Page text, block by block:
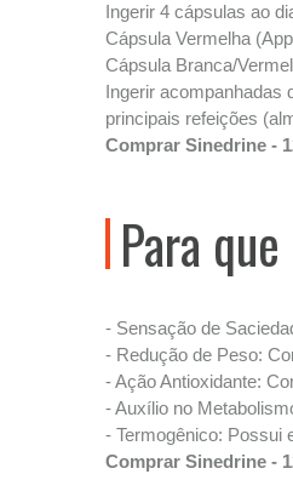
Ingerir 4 cápsulas ao
Cápsula Vermelha
Cápsula Branca/
Ingerir acompanhadas
principais refeições
Comprar Sinedrine -
Para
- Sensação de
- Redução de Peso:
- Ação Antioxidante:
- Auxílio no
- Termogênico: Possui
Comprar Sinedrine -